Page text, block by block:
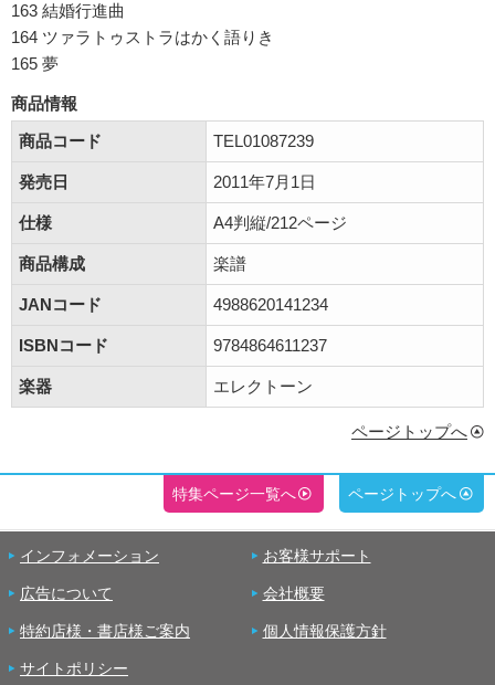
163 結婚行進曲
164 ツァラトゥストラはかく語りき
165 夢
商品情報
商品コード
TEL01087239
発売日 2011年7月1日
仕様 A4判縦/212ページ
商品構成 楽譜
JANコード 4988620141234
ISBNコード 9784864611237
楽器 エレクトーン
ページトップへ
特集ページ一覧へ ページトップへ
インフォメーション お客様サポート
広告について 会社概要
特約店様・書店様ご案内 個人情報保護方針
サイトポリシー